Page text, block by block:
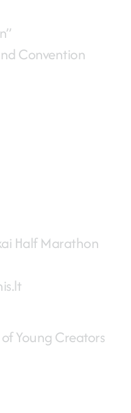
Convention
Half Marathon
Young Creators